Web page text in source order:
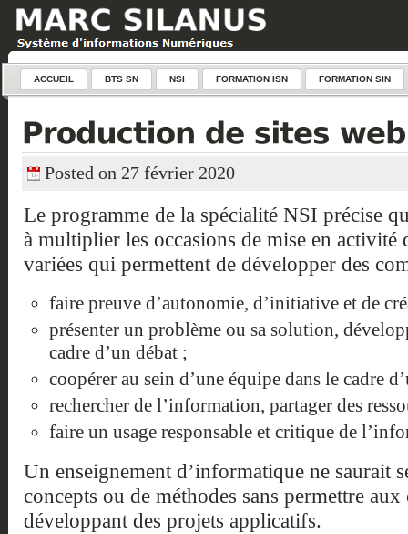
ACCUEIL BTS SN NSI FORMATION ISN FORMATION SIN
Posted on 27 février 2020
Le programme de la spécialité NSI précise
à multiplier les occasions de mise en activité
variées qui permettent de développer des
faire preuve d’autonomie, d’initiative et de
présenter un problème ou sa solution,
cadre d’un débat ;
coopérer au sein d’une équipe dans le cadre
rechercher de l’information, partager des
faire un usage responsable et critique de
Un enseignement d’informatique ne saurait
concepts ou de méthodes sans permettre
développant des projets applicatifs.